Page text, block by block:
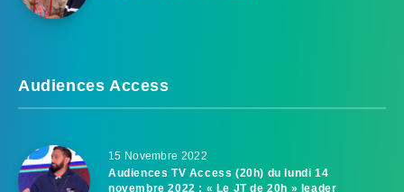
Audiences Access
15 Novembre 2022
Audiences TV Access (20h) du lundi 14
novembre 2022 : « Le JT de 20h » leader